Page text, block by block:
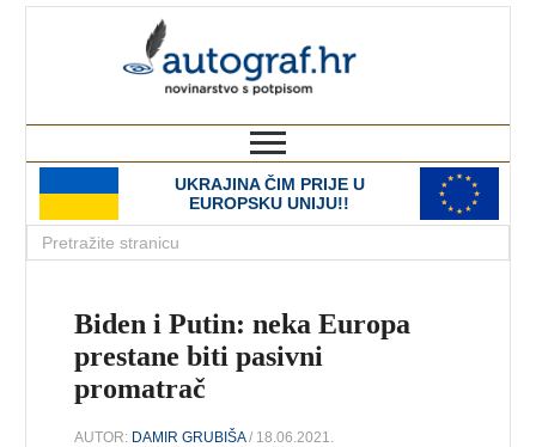
UKRAJINA ČIM PRIJE U
EUROPSKU UNIJU!!
Biden i Putin: neka Europa
prestane biti pasivni
promatrač
AUTOR: DAMIR GRUBIŠA/ 18.06.2021.